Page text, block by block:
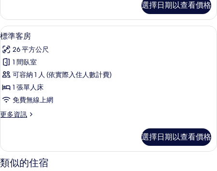
相
片
客
房
的
情
選擇日期以查看價格
顯
示
標
準
客
房
所
相
片
高級寢具、書桌、筆電工作空間、免
8
標準客房
26 平方公尺
1 間臥室
可容納 1 人 (依實際入住人數計費)
1 張單人床
免費無線上網
更多資訊
更
客
房
的
選擇日期以查看價格
類似的住宿